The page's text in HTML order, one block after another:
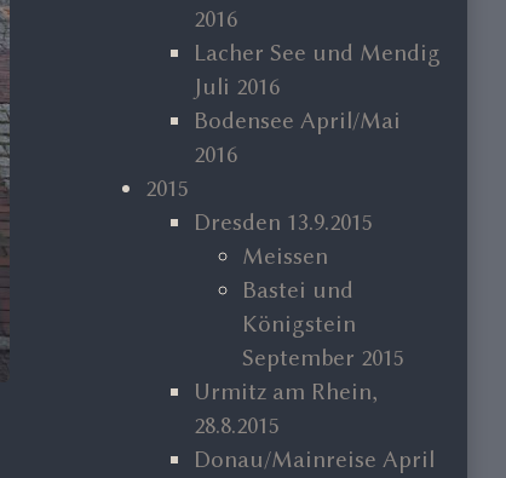
2016
Lacher See und Mendig
Juli 2016
Bodensee April/Mai
2016
2015
Dresden 13.9.2015
Meissen
Bastei und
Königstein
September 2015
Urmitz am Rhein,
28.8.2015
Donau/Mainreise April